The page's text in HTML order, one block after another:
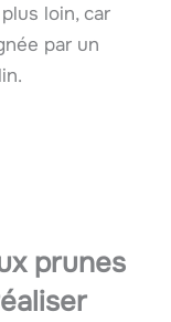
loin, car
par un
prunes